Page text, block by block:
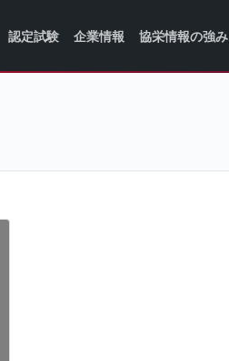
認定試験 企業情報 協栄情報の強み